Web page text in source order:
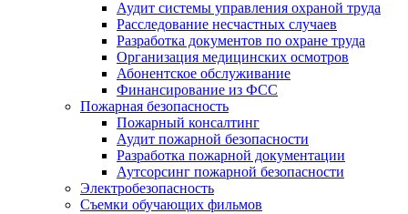
Аудит системы управления охраной труда
Расследование несчастных случаев
Разработка документов по охране труда
Организация медицинских осмотров
Абонентское обслуживание
Финансирование из ФСС
Пожарная безопасность
Пожарный консалтинг
Аудит пожарной безопасности
Разработка пожарной документации
Аутсорсинг пожарной безопасности
Электробезопасность
Съемки обучающих фильмов